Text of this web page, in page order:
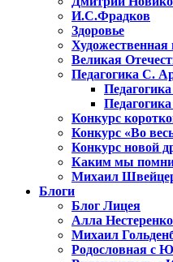
И.С.Фрадков
Здоровье
Великая
Педагогика С.
Конкурс
Конкурс «Во
Конкурс новой
Каким мы
Михаил
Блоги
Блог Лицея
Алла Нестеренко
Михаил
Родословная с